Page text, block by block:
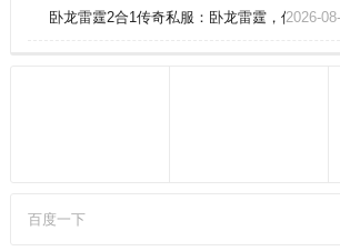
卧龙雷霆2合1传奇私服：卧龙雷霆，传奇震撼
2026-
百度一下